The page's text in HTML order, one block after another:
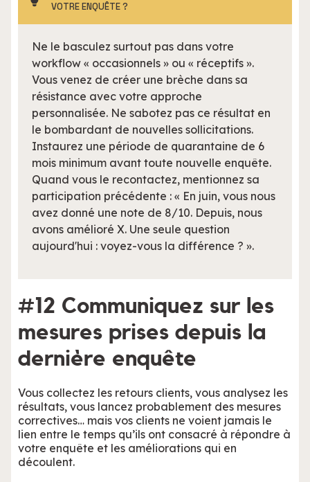
VOTRE ENQUÊTE ?
Ne le basculez surtout pas dans votre
workflow « occasionnels » ou « réceptifs ».
Vous venez de créer une brèche dans sa
résistance avec votre approche
personnalisée. Ne sabotez pas ce résultat en
le bombardant de nouvelles sollicitations.
Instaurez une période de quarantaine de 6
mois minimum avant toute nouvelle enquête.
Quand vous le recontactez, mentionnez sa
participation précédente : « En juin, vous nous
avez donné une note de 8/10. Depuis, nous
avons amélioré X. Une seule question
aujourd'hui : voyez-vous la différence ? ».
#12 Communiquez sur les
mesures prises depuis la
dernière enquête
Vous collectez les retours clients, vous analysez les
résultats, vous lancez probablement des mesures
correctives… mais vos clients ne voient jamais le
lien entre le temps qu’ils ont consacré à répondre à
votre enquête et les améliorations qui en
découlent.